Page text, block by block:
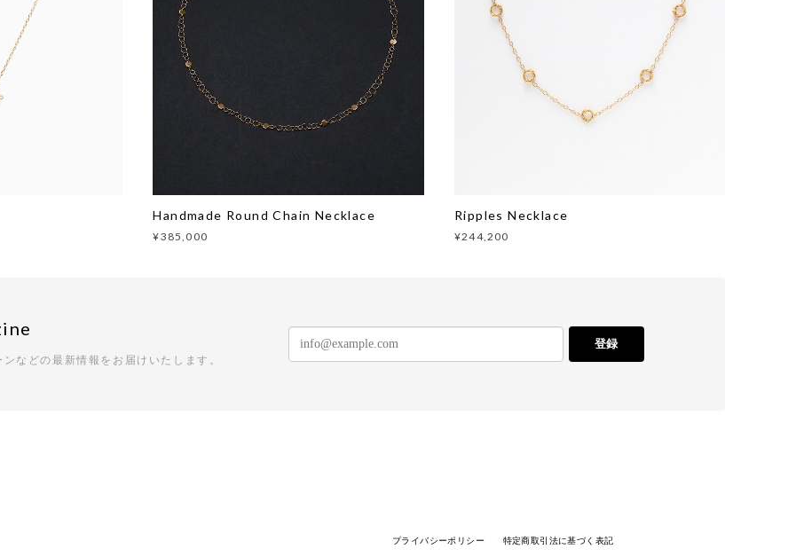
Handmade Round Chain Necklace
¥385,000
Ripples Necklace
¥244,200
などの最新情報をお届けいたします。
登録
プライバシーポリシー 特定商取引法に基づく表記